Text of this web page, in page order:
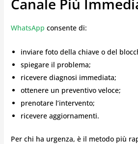
Canale Più
WhatsApp consente di:
inviare foto della chiave o del
spiegare il problema;
ricevere diagnosi immediata;
ottenere un preventivo veloce;
prenotare l’intervento;
ricevere aggiornamenti.
Per chi ha urgenza, è il metodo più